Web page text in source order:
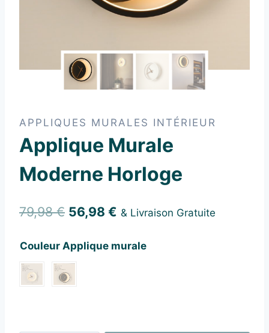
APPLIQUES MURALES INTÉRIEUR
Applique Murale
Moderne Horloge
79,98€ Le
initial
était :
56,98 € Le
actuel
& Livraison Gratuite
Couleur Applique murale